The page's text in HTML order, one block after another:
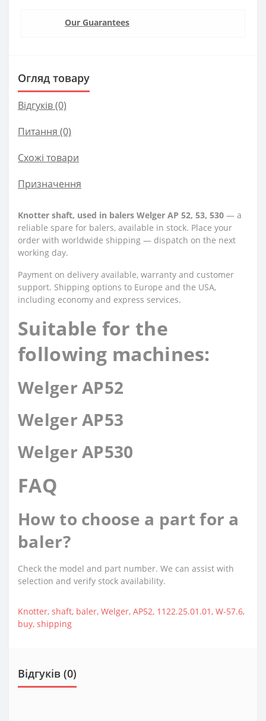
Our Guarantees
Огляд товару
Відгуків (0)
Питання (0)
Схожі товари
Призначення
Knotter shaft, used in balers Welger AP 52, 53, 530 — a
reliable spare for balers, available in stock. Place your
order with worldwide shipping — dispatch on the next
working day.
Payment on delivery available, warranty and customer
support. Shipping options to Europe and the USA,
including economy and express services.
Suitable for the
following machines:
Welger AP52
Welger AP53
Welger AP530
FAQ
How to choose a part for a
baler?
Check the model and part number. We can assist with
selection and verify stock availability.
Knotter, shaft, baler, Welger, AP52, 1122.25.01.01, W-57.6,
buy, shipping
Відгуків (0)